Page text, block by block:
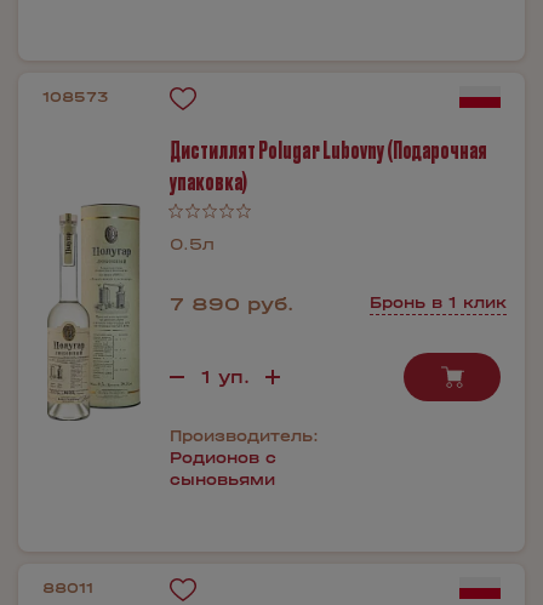
108573
Дистиллят Polugar Lubovny (Подарочная
упаковка)
0.5л
7 890 руб. Бронь в 1 клик
Производитель:
Родионов с
сыновьями
88011